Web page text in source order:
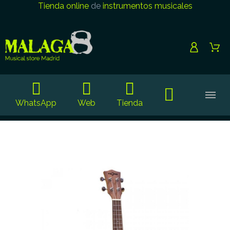
Tienda onlinede instrumentos musicales
WhatsApp Web Tienda